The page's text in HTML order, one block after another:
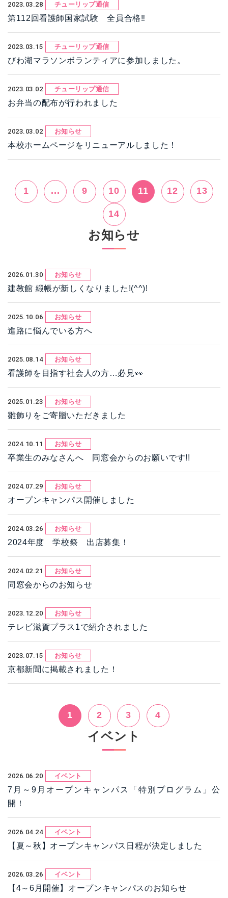
2023.03.28 チューリップ通信
第112回看護師国家試験 全員合格‼
2023.03.15 チューリップ通信
びわ湖マラソンボランティアに参加しました。
2023.03.02 チューリップ通信
お弁当の配布が行われました
2023.03.02 お知らせ
本校ホームページをリニューアルしました！
1 ... 9 10 11 12 13
14
お知らせ
2026.01.30 お知らせ
建教館 緞帳が新しくなりました!(^^)!
2025.10.06 お知らせ
進路に悩んでいる方へ
2025.08.14 お知らせ
看護師を目指す社会人の方…必見👀
2025.01.23 お知らせ
雛飾りをご寄贈いただきました
2024.10.11 お知らせ
卒業生のみなさんへ 同窓会からのお願いです!!
2024.07.29 お知らせ
オープンキャンパス開催しました
2024.03.26 お知らせ
2024年度 学校祭 出店募集！
2024.02.21 お知らせ
同窓会からのお知らせ
2023.12.20 お知らせ
テレビ滋賀プラス1で紹介されました
2023.07.15 お知らせ
京都新聞に掲載されました！
1 2 3 4
イベント
2026.06.20 イベント
7月～9月オープンキャンパス「特別プログラム」公
開！
2026.04.24 イベント
【夏～秋】オープンキャンパス日程が決定しました
2026.03.26 イベント
【4～6月開催】オープンキャンパスのお知らせ